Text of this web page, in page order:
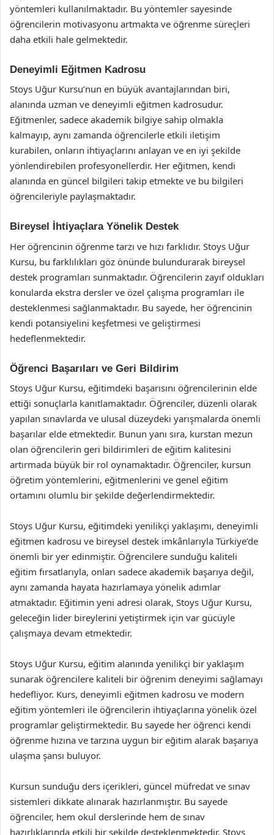
yöntemleri kullanılmaktadır. Bu yöntemler sayesinde
öğrencilerin motivasyonu artmakta ve öğrenme süreçleri
daha etkili hale gelmektedir.
Deneyimli Eğitmen Kadrosu
Stoys Uğur Kursu’nun en büyük avantajlarından biri,
alanında uzman ve deneyimli eğitmen kadrosudur.
Eğitmenler, sadece akademik bilgiye sahip olmakla
kalmayıp, aynı zamanda öğrencilerle etkili iletişim
kurabilen, onların ihtiyaçlarını anlayan ve en iyi şekilde
yönlendirebilen profesyonellerdir. Her eğitmen, kendi
alanında en güncel bilgileri takip etmekte ve bu bilgileri
öğrencileriyle paylaşmaktadır.
Bireysel İhtiyaçlara Yönelik Destek
Her öğrencinin öğrenme tarzı ve hızı farklıdır. Stoys Uğur
Kursu, bu farklılıkları göz önünde bulundurarak bireysel
destek programları sunmaktadır. Öğrencilerin zayıf oldukları
konularda ekstra dersler ve özel çalışma programları ile
desteklenmesi sağlanmaktadır. Bu sayede, her öğrencinin
kendi potansiyelini keşfetmesi ve geliştirmesi
hedeflenmektedir.
Öğrenci Başarıları ve Geri Bildirim
Stoys Uğur Kursu, eğitimdeki başarısını öğrencilerinin elde
ettiği sonuçlarla kanıtlamaktadır. Öğrenciler, düzenli olarak
yapılan sınavlarda ve ulusal düzeydeki yarışmalarda önemli
başarılar elde etmektedir. Bunun yanı sıra, kurstan mezun
olan öğrencilerin geri bildirimleri de eğitim kalitesini
artırmada büyük bir rol oynamaktadır. Öğrenciler, kursun
öğretim yöntemlerini, eğitmenlerini ve genel eğitim
ortamını olumlu bir şekilde değerlendirmektedir.
Stoys Uğur Kursu, eğitimdeki yenilikçi yaklaşımı, deneyimli
eğitmen kadrosu ve bireysel destek imkânlarıyla Türkiye’de
önemli bir yer edinmiştir. Öğrencilere sunduğu kaliteli
eğitim fırsatlarıyla, onları sadece akademik başarıya değil,
aynı zamanda hayata hazırlamaya yönelik adımlar
atmaktadır. Eğitimin yeni adresi olarak, Stoys Uğur Kursu,
geleceğin lider bireylerini yetiştirmek için var gücüyle
çalışmaya devam etmektedir.
Stoys Uğur Kursu, eğitim alanında yenilikçi bir yaklaşım
sunarak öğrencilere kaliteli bir öğrenim deneyimi sağlamayı
hedefliyor. Kurs, deneyimli eğitmen kadrosu ve modern
eğitim yöntemleri ile öğrencilerin ihtiyaçlarına yönelik özel
programlar geliştirmektedir. Bu sayede her öğrenci kendi
öğrenme hızına ve tarzına uygun bir eğitim alarak başarıya
ulaşma şansı buluyor.
Kursun sunduğu ders içerikleri, güncel müfredat ve sınav
sistemleri dikkate alınarak hazırlanmıştır. Bu sayede
öğrenciler, hem okul derslerinde hem de sınav
hazırlıklarında etkili bir şekilde desteklenmektedir. Stoys